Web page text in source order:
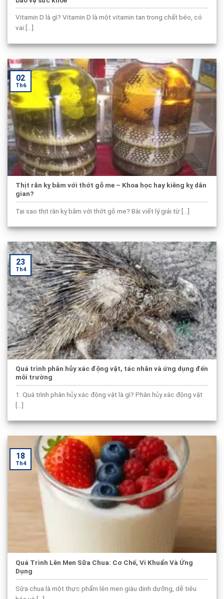
Vitamin D là gì? Vitamin D là một vitamin tan trong chất béo, có
vai [...]
Thịt rắn kỵ băm với thớt gỗ me – Khoa học hay kiêng kỵ dân
gian?
Tại sao thịt rắn kỵ băm với thớt gỗ me? Bài viết lý giải từ [...]
02
Th6
Quá trình phân hủy xác động vật, tác nhân và ứng dụng đến
môi trường
1. Quá trình phân hủy xác động vật là gì? Phân hủy xác động vật
[...]
23
Th4
Quá Trình Lên Men Sữa Chua: Cơ Chế, Vi Khuẩn Và Ứng
Dụng
Sữa chua là một thực phẩm lên men giàu dinh dưỡng, dễ tiêu
18
Th4